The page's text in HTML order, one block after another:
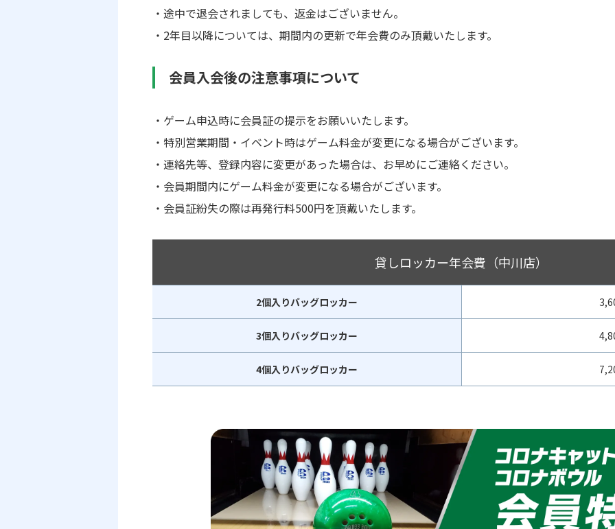
途中で退会されましても、返金はございません。
2年目以降については、期間内の更新で年会費のみ頂戴いたします。
会員入会後の注意事項について
ゲーム申込時に会員証の提示をお願いいたします。
特別営業期間・イベント時はゲーム料金が変更になる場合がございます。
連絡先等、登録内容に変更があった場合は、お早めにご連絡ください。
会員期間内にゲーム料金が変更になる場合がございます。
会員証紛失の際は再発行料500円を頂戴いたします。
貸しロッカー年会費（中川店）
2個入りバッグロッカー
3個入りバッグロッカー
4個入りバッグロッカー